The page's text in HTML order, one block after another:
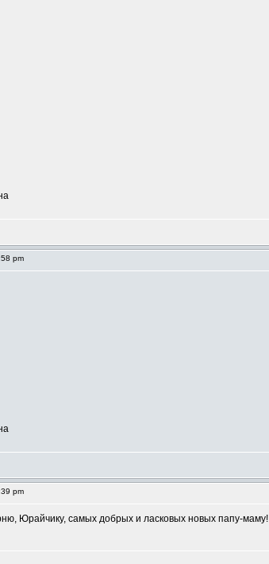
pm
pm
Юрайчику, самых добрых и ласковых новых папу-маму!